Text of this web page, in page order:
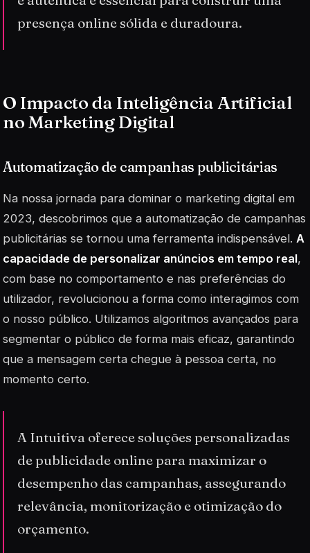
presença online sólida e duradoura.
O Impacto da Inteligência Artificial
no Marketing Digital
Automatização de campanhas publicitárias
Na nossa jornada para dominar o marketing digital em
2023, descobrimos que a automatização de campanhas
publicitárias se tornou uma ferramenta indispensável. A
capacidade de personalizar anúncios em tempo real,
com base no comportamento e nas preferências do
utilizador, revolucionou a forma como interagimos com
o nosso público. Utilizamos algoritmos avançados para
segmentar o público de forma mais eficaz, garantindo
que a mensagem certa chegue à pessoa certa, no
momento certo.
A Intuitiva oferece soluções personalizadas
de publicidade online para maximizar o
desempenho das campanhas, assegurando
relevância, monitorização e otimização do
orçamento.